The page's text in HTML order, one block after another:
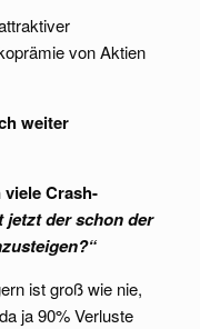
von Aktien
weiter
Crash-
jetzt der schon der
ist groß wie nie,
ja 90% Verluste